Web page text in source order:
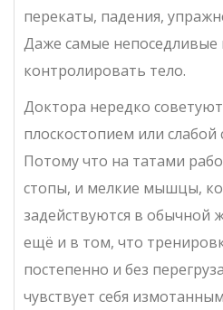
перекаты, падения,
Даже самые
контролировать тело.
Доктора нередко советуют
плоскостопием или слабой
Потому что на татами
стопы, и мелкие мышцы,
задействуются в обычной
ещё и в том, что
постепенно и без
чувствует себя